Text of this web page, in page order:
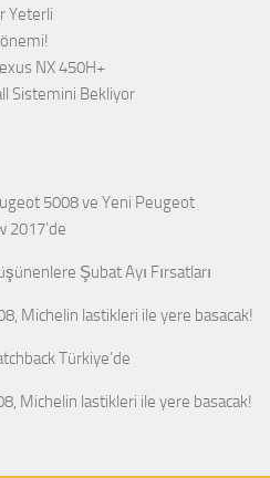
Yeterli
NX 450H+
Sistemini Bekliyor
5008 ve Yeni Peugeot
2017’de
Şubat Ayı Fırsatları
Michelin lastikleri ile yere basacak!
Türkiye’de
Michelin lastikleri ile yere basacak!